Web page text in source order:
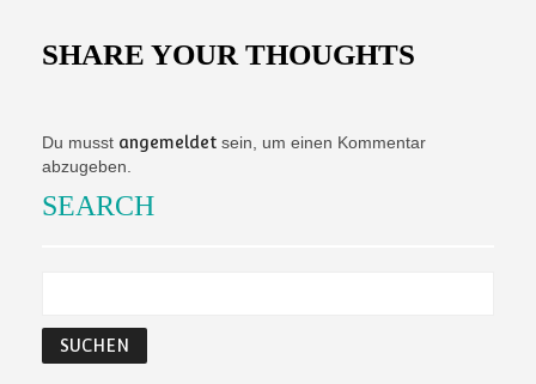
SHARE YOUR THOUGHTS
Du musst angemeldet sein, um einen Kommentar
abzugeben.
SEARCH